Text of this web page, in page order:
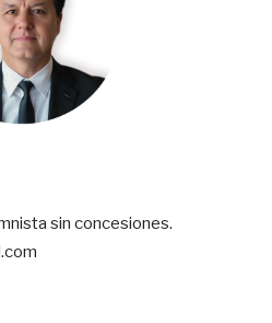
sin concesiones.